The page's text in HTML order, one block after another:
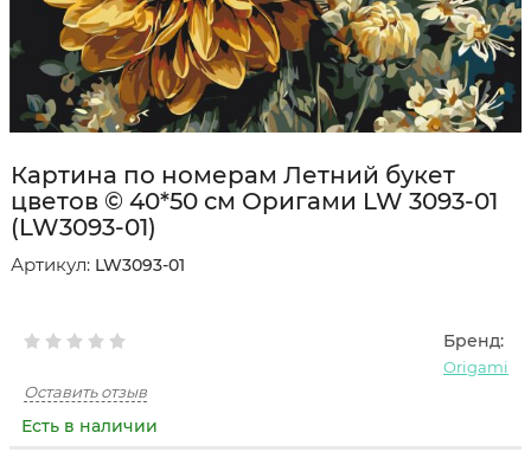
Картина по номерам Летний букет
цветов © 40*50 см Оригами LW 3093-01
(LW3093-01)
Артикул: LW3093-01
Бренд:
Origami
Оставить отзыв
Есть в наличии